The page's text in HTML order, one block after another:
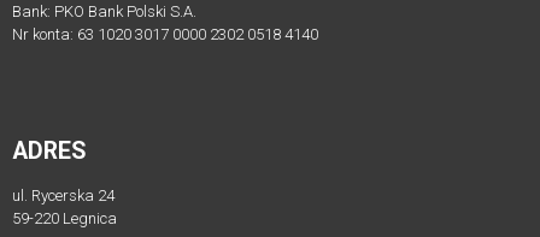
LEGISLACJA
ORAZ
Bank: PKO Bank Polski S.A.
Nr konta: 63 1020 3017 0000 2302 0518 4140
ADRES
ul. Rycerska 24
59-220 Legnica